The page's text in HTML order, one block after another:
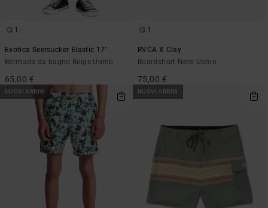
1
Exotica Seersucker Elastic 17"
Bermuda da bagno Beige Uomo
65,00 €
1
RVCA X Clay
Boardshort Nero Uomo
75,00 €
NUOVI ARRIVI NUOVI ARRIVI